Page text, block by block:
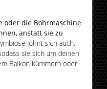
oder die Bohrmaschine
anstatt sie zu
lohnt sich auch,
sie sich um deinen
Balkon kümmern oder